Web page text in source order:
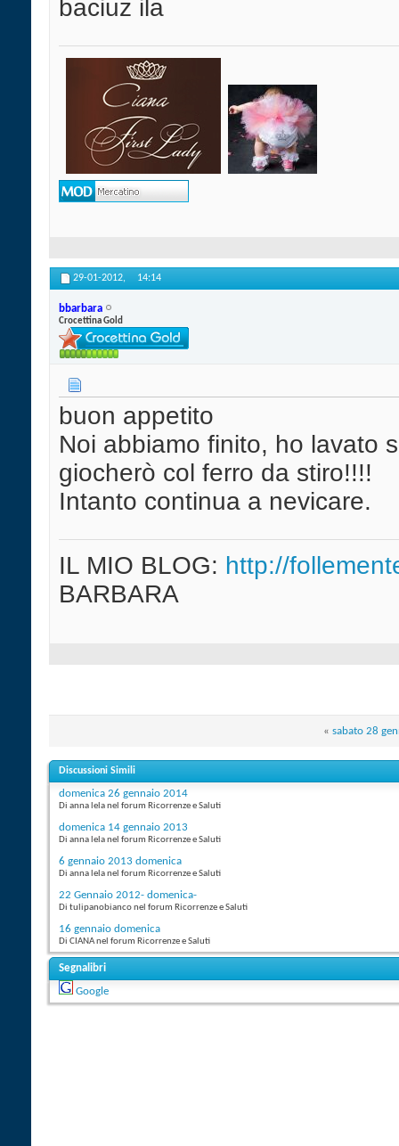
baciuz ila
29-01-2012, 14:14
bbarbara
Crocettina Gold
buon appetito
Noi abbiamo finito, ho lavato
giocherò col ferro da stiro!!!!
Intanto continua a nevicare.
IL MIO BLOG: http://
BARBARA
« sabato 28
Discussioni Simili
domenica 26 gennaio 2014
Di anna lela nel forum Ricorrenze e Saluti
domenica 14 gennaio 2013
Di anna lela nel forum Ricorrenze e Saluti
6 gennaio 2013 domenica
Di anna lela nel forum Ricorrenze e Saluti
22 Gennaio 2012- domenica-
Di tulipanobianco nel forum Ricorrenze e Saluti
16 gennaio domenica
Di CIANA nel forum Ricorrenze e Saluti
Segnalibri
Google